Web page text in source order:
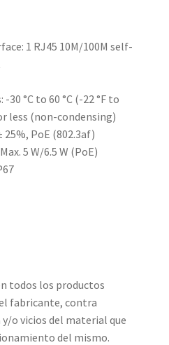
1 RJ45 10M/100M self-
°C to 60 °C (-22 °F to
less (non-condensing)
25%, PoE (802.3af)
5 W/6.5 W (PoE)
todos los productos
fabricante, contra
o vicios del material que
del mismo.